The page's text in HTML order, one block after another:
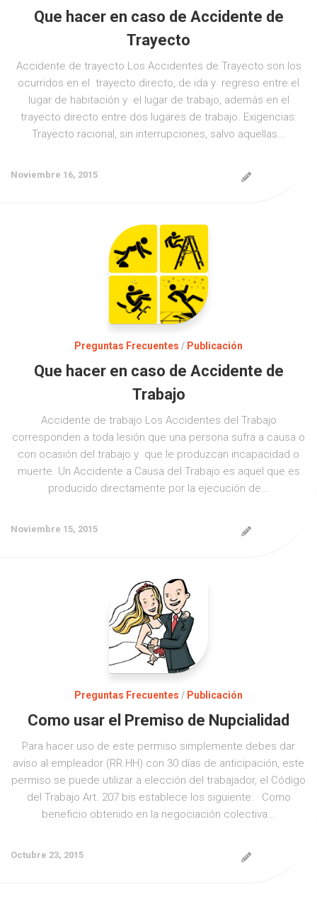
Que hacer en caso de Accidente de
Trayecto
Accidente de trayecto Los Accidentes de Trayecto son los
ocurridos en el trayecto directo, de ida y regreso entre el
lugar de habitación y el lugar de trabajo, además en el
trayecto directo entre dos lugares de trabajo. Exigencias:
Trayecto racional, sin interrupciones, salvo aquellas...
Noviembre 16, 2015
Preguntas Frecuentes / Publicación
Que hacer en caso de Accidente de
Trabajo
Accidente de trabajo Los Accidentes del Trabajo
corresponden a toda lesión que una persona sufra a causa o
con ocasión del trabajo y que le produzcan incapacidad o
muerte. Un Accidente a Causa del Trabajo es aquel que es
producido directamente por la ejecución de...
Noviembre 15, 2015
Preguntas Frecuentes / Publicación
Como usar el Premiso de Nupcialidad
Para hacer uso de este permiso simplemente debes dar
aviso al empleador (RR.HH) con 30 días de anticipación, este
permiso se puede utilizar a elección del trabajador, el Código
del Trabajo Art. 207 bis establece los siguiente: Como
beneficio obtenido en la negociación colectiva...
Octubre 23, 2015